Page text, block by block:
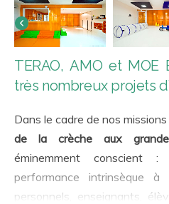
TERAO, AMO et MOE
très nombreux projets
Dans le cadre de nos missions
de la crèche aux
éminemment conscient : Des enjeux clefs de
performance intrinsèque
personnels, enseignants,